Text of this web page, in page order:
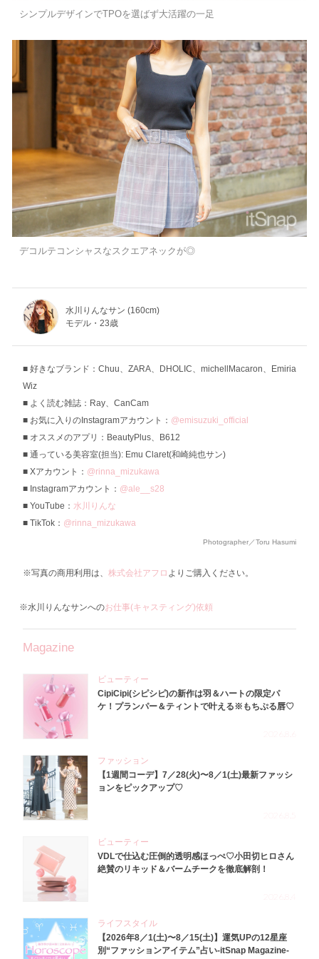
シンプルデザインでTPOを選ばず大活躍の一足
デコルテコンシャスなスクエアネックが◎
水川りんなサン (160cm)
モデル・23歳
好きなブランド：Chuu、ZARA、DHOLIC、michellMacaron、Emiria
Wiz
よく読む雑誌：Ray、CanCam
お気に入りのInstagramアカウント： @emisuzuki_official
オススメのアプリ：BeautyPlus、B612
通っている美容室(担当): Emu Claret(和崎純也サン)
Xアカウント： @rinna_mizukawa
Instagramアカウント： @ale__s28
YouTube： 水川りんな
TikTok： @rinna_mizukawa
Photographer／Toru Hasumi
※写真の商用利用は、 株式会社アフロ よりご購入ください。
※水川りんなサンへのお仕事(キャスティング)依頼
Magazine
ビューティー
CipiCipi(シピシピ)の新作は羽＆ハートの限定パ
ケ！プランパー＆ティントで叶える※もちぷる唇♡
ファッション
【1週間コーデ】7／28(火)〜8／1(土)最新ファッシ
ョンをピックアップ♡
ビューティー
VDLで仕込む圧倒的透明感ほっぺ♡小田切ヒロさん
絶賛のリキッド＆バームチークを徹底解剖！
ライフスタイル
【2026年8／1(土)〜8／15(土)】運気UPの12星座
別“ファッションアイテム”占い-itSnap Magazine-